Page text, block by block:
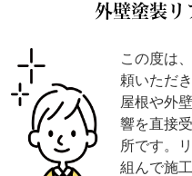
外壁塗装リ
この度は
頼いただ
屋根や外
響を直接
所です。
組んで施